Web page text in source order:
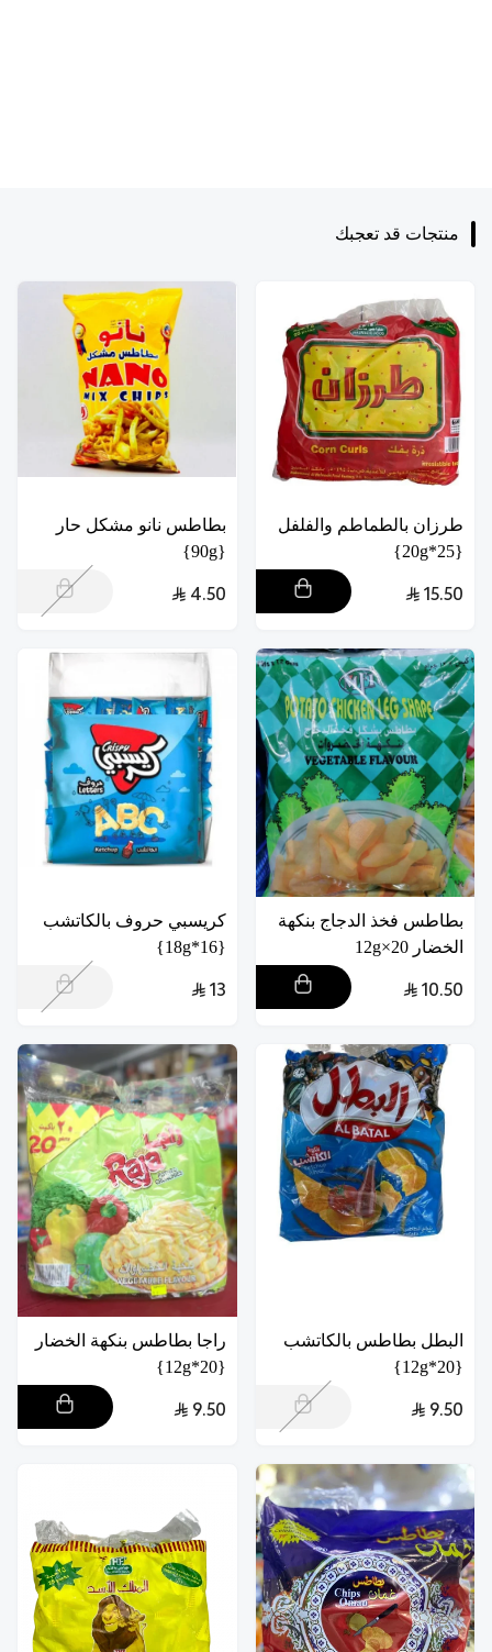
منتجات قد تعجبك
طرزان بالطماطم والفلفل
{25*20g}
15.50
بطاطس نانو مشكل حار
{90g}
4.50
بطاطس فخذ الدجاج بنكهة
الخضار 20×12g
10.50
كريسبي حروف بالكاتشب
{16*18g}
13
البطل بطاطس بالكاتشب
{20*12g}
9.50
راجا بطاطس بنكهة الخضار
{20*12g}
9.50